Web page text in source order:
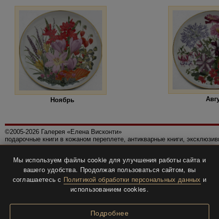
Ноябрь
©2005-2026 Галерея «Елена Висконти»
подарочные книги в кожаном переплете, антикварные книги,
Политика конфиденциальности
Все права защищены.
Разработка и дизайнBTV-info.
Мы используем файлы cookie для улучшения работы сайта и
вашего удобства. Продолжая пользоваться сайтом, вы
соглашаетесь с Политикой обработки персональных данных и
использованием cookies.
Подробнее